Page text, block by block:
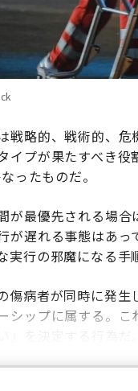
戦略的、戦術的、
イプが果たすべき
ったものだ。
が最優先される場
が遅れる事態はあ
実行の邪魔になる手
傷病者が同時に発
シップに属する。